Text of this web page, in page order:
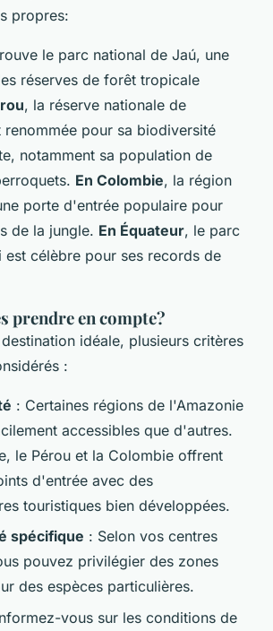
propres:
le parc national de Jaú, une
réserves de forêt tropicale
, la réserve nationale de
renommée pour sa biodiversité
notamment sa population de
En Colombie, la région
porte d'entrée populaire pour
de la jungle. En Équateur, le parc
est célèbre pour ses records de
prendre en compte?
idéale, plusieurs critères
:
: Certaines régions de l'Amazonie
accessibles que d'autres.
le Pérou et la Colombie offrent
d'entrée avec des
touristiques bien développées.
spécifique : Selon vos centres
pouvez privilégier des zones
des espèces particulières.
vous sur les conditions de